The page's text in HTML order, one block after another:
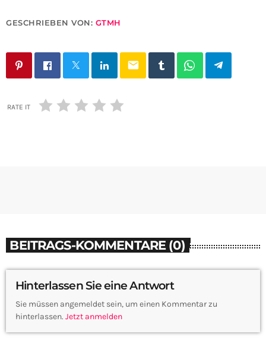
GESCHRIEBEN VON: GTMH
email
RATE IT
BEITRAGS-KOMMENTARE (0)
Hinterlassen Sie eine Antwort
Sie müssen angemeldet sein, um einen Kommentar zu
hinterlassen. Jetzt anmelden